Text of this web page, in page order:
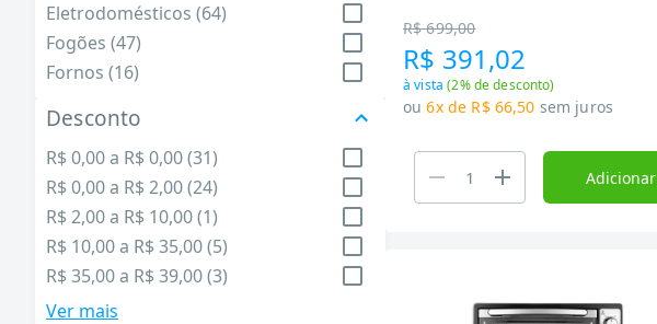
Eletrodomésticos (64)
Fogões (47)
Fornos (16)
Desconto
R$ 0,00 a R$ 0,00 (31)
R$ 0,00 a R$ 2,00 (24)
R$ 2,00 a R$ 10,00 (1)
R$ 10,00 a R$ 35,00 (5)
R$ 35,00 a R$ 39,00 (3)
Ver mais
R$ 699,00
R$ 391,02
à vista(2% de desconto)
ou 6x de R$ 66,50 sem juros
Adicionar